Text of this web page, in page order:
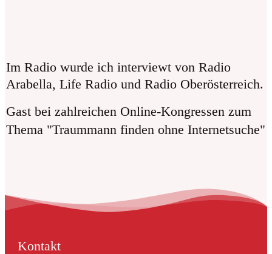
Im Radio wurde ich interviewt von Radio
Arabella, Life Radio und Radio Oberösterreich.
Gast bei zahlreichen Online-Kongressen zum
Thema "Traummann finden ohne Internetsuche"
Kontakt